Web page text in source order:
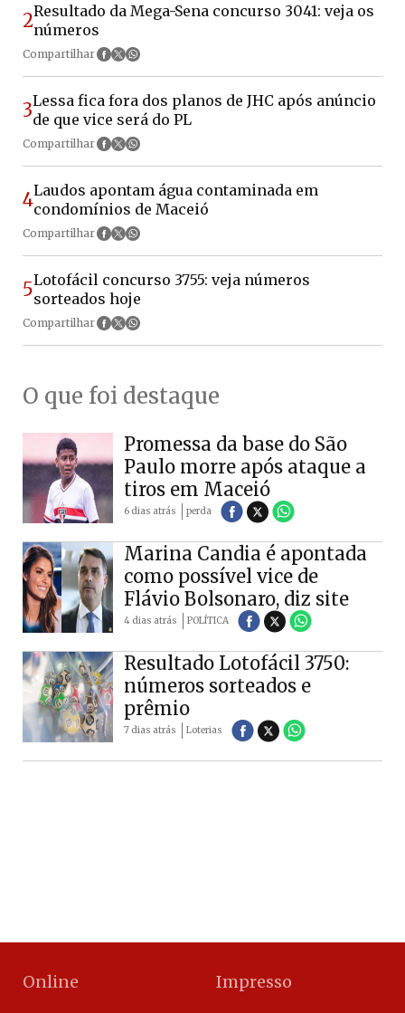
2Resultado da Mega-Sena concurso 3041: veja os
números
Compartilhar
3Lessa fica fora dos planos de JHC após anúncio
de que vice será do PL
Compartilhar
4Laudos apontam água contaminada em
condomínios de Maceió
Compartilhar
5Lotofácil concurso 3755: veja números
sorteados hoje
Compartilhar
O que foi destaque
Promessa da base do São
Paulo morre após ataque a
tiros em Maceió
6 dias atrás perda
Marina Candia é apontada
como possível vice de
Flávio Bolsonaro, diz site
4 dias atrás POLÍTICA
Resultado Lotofácil 3750:
números sorteados e
prêmio
7 dias atrás Loterias
Online Impresso